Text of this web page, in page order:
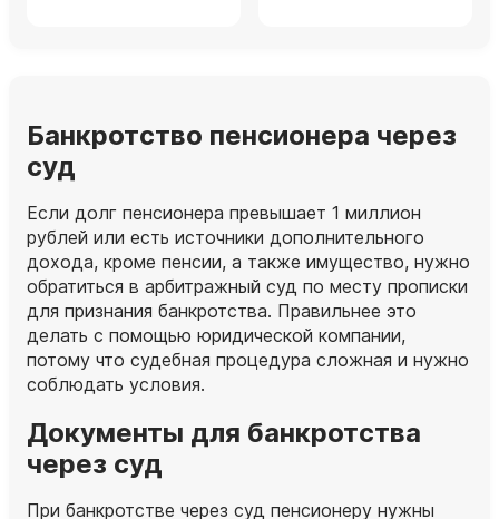
Банкротство пенсионера через
суд
Если долг пенсионера превышает 1 миллион
рублей или есть источники дополнительного
дохода, кроме пенсии, а также имущество, нужно
обратиться в арбитражный суд по месту прописки
для признания банкротства. Правильнее это
делать с помощью юридической компании,
потому что судебная процедура сложная и нужно
соблюдать условия.
Документы для банкротства
через суд
При банкротстве через суд пенсионеру нужны